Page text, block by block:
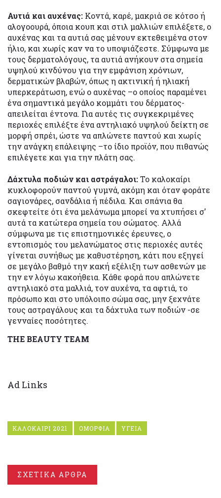
Αυτιά και αυχένας: Κοντά, καρέ, μακριά σε κότσο ή
αλογοουρά, όποια κουπ και στιλ μαλλιών επιλέξετε, ο
αυχένας και τα αυτιά σας μένουν εκτεθειμένα στον
ήλιο, και χωρίς καν να το υποψιάζεστε. Σύμφωνα με
τους δερματολόγους, τα αυτιά ανήκουν στα σημεία
υψηλού κινδύνου για την εμφάνιση χρόνιων,
δερματικών βλαβών, όπως η ακτινική ή ηλιακή
υπερκεράτωση, ενώ ο αυχένας –ο οποίος παραμένει
ένα σημαντικά μεγάλο κομμάτι του δέρματος-
απειλείται έντονα. Για αυτές τις συγκεκριμένες
περιοχές επιλέξτε ένα αντηλιακό υψηλού δείκτη σε
μορφή σπρέι, ώστε να απλώνετε παντού και χωρίς
την ανάγκη επάλειψης –το ίδιο προϊόν, που πιθανώς
επιλέγετε και για την πλάτη σας.
Δάχτυλα ποδιών και αστράγαλοι:Το καλοκαίρι
κυκλοφορούν παντού γυμνά, ακόμη και όταν φοράτε
σαγιονάρες, σανδάλια ή πέδιλα. Και σπάνια θα
σκεφτείτε ότι ένα μελάνωμα μπορεί να χτυπήσει σ’
αυτά τα κατώτερα σημεία του σώματος. Αλλά
σύμφωνα με τις επιστημονικές έρευνες, ο
εντοπισμός του μελανώματος στις περιοχές αυτές
γίνεται συνήθως με καθυστέρηση, κάτι που εξηγεί
σε μεγάλο βαθμό την κακή εξέλιξη των ασθενών με
την εν λόγω κακοήθεια. Κάθε φορά που απλώνετε
αντηλιακό στα μαλλιά, τον αυχένα, τα αφτιά, το
πρόσωπο και στο υπόλοιπο σώμα σας, μην ξεχνάτε
τους αστραγάλους και τα δάχτυλα των ποδιών -σε
γενναίες ποσότητες.
THE BEAUTY TEAM
Ad Links
ΚΑΛΟΚΑΙΡΙ 2021 ΟΜΟΡΦΙΑ ΥΓΕΙΑ
ΣΧΕΤΙΚΑ ΑΡΘΡΑ